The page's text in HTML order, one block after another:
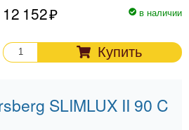
12 152 в наличии
Купить
SLIMLUX II 90 C